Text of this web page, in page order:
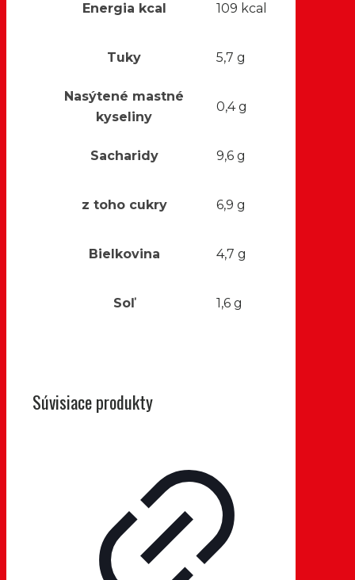
Energia kcal 109 kcal
Tuky 5,7 g
Nasýtené mastné
kyseliny
0,4 g
Sacharidy 9,6 g
z toho cukry 6,9 g
Bielkovina 4,7 g
Soľ 1,6 g
Súvisiace produkty